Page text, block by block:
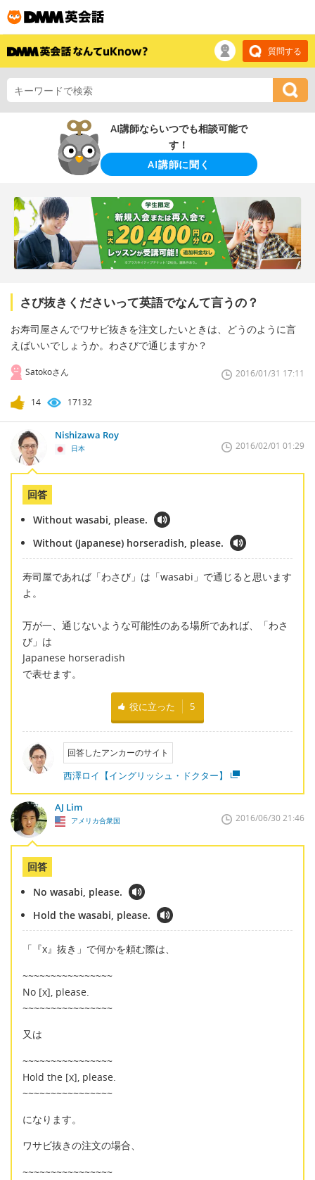
質問する
AI講師ならいつでも相談可能で
す！
AI講師に聞く
さび抜きくださいって英語でなんて言うの？
お寿司屋さんでワサビ抜きを注文したいときは、どうのように言
えばいいでしょうか。わさびで通じますか？
Satokoさん 2016/01/31 17:11
14 17132
Nishizawa Roy
日本 2016/02/01 01:29
回答
Without wasabi, please.
Without (Japanese) horseradish, please.
寿司屋であれば「わさび」は「wasabi」で通じると思います
よ。
万が一、通じないような可能性のある場所であれば、「わさ
び」は
Japanese horseradish
で表せます。
役に立った 5
回答したアンカーのサイト
西澤ロイ【イングリッシュ・ドクター】
AJ Lim
アメリカ合衆国 2016/06/30 21:46
回答
No wasabi, please.
Hold the wasabi, please.
「『x』抜き」で何かを頼む際は、
~~~~~~~~~~~~~~~~
No [x], please.
~~~~~~~~~~~~~~~~
又は
~~~~~~~~~~~~~~~~
Hold the [x], please.
~~~~~~~~~~~~~~~~
になります。
ワサビ抜きの注文の場合、
~~~~~~~~~~~~~~~~